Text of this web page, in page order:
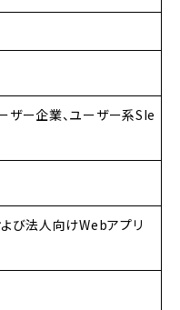
ザー企業、ユーザー系SIe
び法人向けWebアプリ